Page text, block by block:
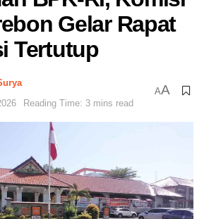
Gelar Rapat
Tertutup
Reading Time: 3 mins read
AA